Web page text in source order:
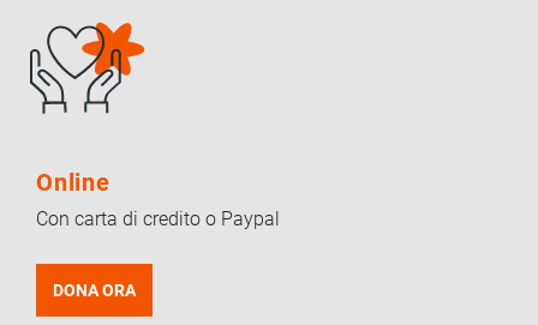
Online
Con carta di credito o Paypal
DONA ORA